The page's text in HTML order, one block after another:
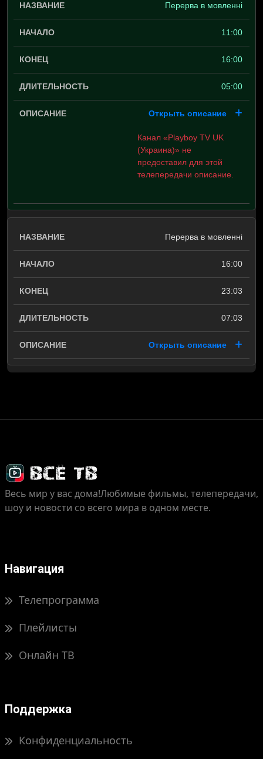
Перерва в мовленні
11:00
16:00
05:00
Открыть описание
Канал «Playboy TV UK
(Украина)» не
предоставил для этой
телепередачи описание.
Перерва в мовленні
16:00
23:03
07:03
Открыть описание
Весь мир у вас дома!Любимые фильмы, телепередачи,
шоу и новости со всего мира в одном месте.
Навигация
Телепрограмма
Плейлисты
Онлайн ТВ
Поддержка
Конфиденциальность